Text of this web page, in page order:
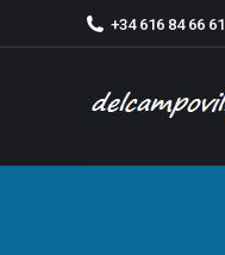
+34 616 84 66 61